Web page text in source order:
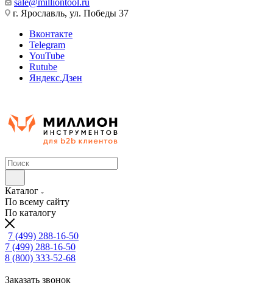
sale@milliontool.ru
г. Ярославль, ул. Победы 37
Вконтакте
Telegram
YouTube
Rutube
Яндекс.Дзен
Каталог
По всему сайту
По каталогу
7 (499) 288-16-50
7 (499) 288-16-50
8 (800) 333-52-68
Заказать звонок